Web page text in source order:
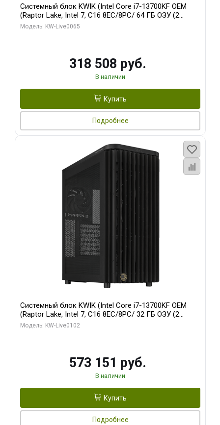
Системный блок KWIK (Intel Core i7-13700KF OEM
(Raptor Lake, Intel 7, C16 8EC/8PC/ 64 ГБ ОЗУ (2
модуля)/ ASUS RTX5080 PROART OC 16GB GDDR7
Модель: KW-Live0065
318 508 руб.
В наличии
Купить
Подробнее
Системный блок KWIK (Intel Core i7-13700KF OEM
(Raptor Lake, Intel 7, C16 8EC/8PC/ 32 ГБ ОЗУ (2
модуля)/ Afox RTX4090 24GB GDDR6X 384-Bit 3xDP
Модель: KW-Live0102
573 151 руб.
В наличии
Купить
Подробнее